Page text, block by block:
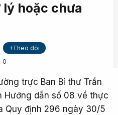
hoặc chưa
+Theo dõi
0
trực Ban Bí thư Trần
Hướng dẫn số 08 về thực
Quy định 296 ngày 30/5